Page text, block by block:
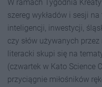
W ramach Tygodnia
szereg wykładów i sesji
inteligencji, inwestycji,
czy słów używanych
literacki skupi się na
(czwartek w Kato Science
przyciągnie miłośników